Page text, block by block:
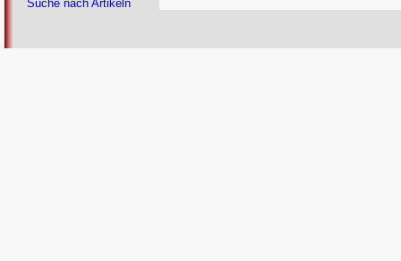
Suche nach Artikeln